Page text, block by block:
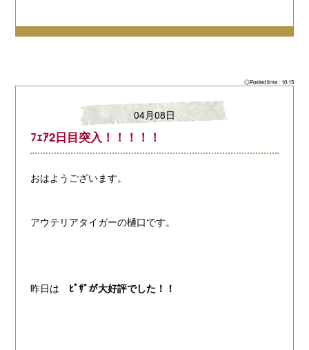
◎Posted time : 10:15
04月08日
ﾌｪｱ2日目突入！！！！！
おはようございます。
アウテリアタイガーの樋口です。
昨日は ﾋﾟｻﾞが大好評でした！！